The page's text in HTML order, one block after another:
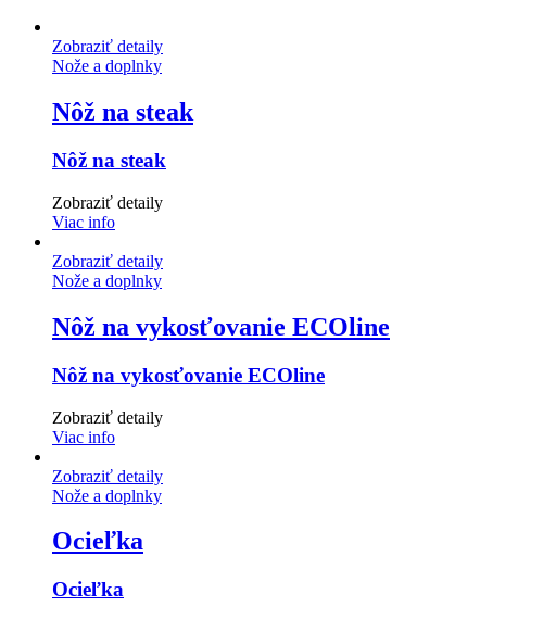
Zobraziť detaily
Nože a doplnky
Nôž na steak
Nôž na steak
Zobraziť detaily
Viac info
Zobraziť detaily
Nože a doplnky
Nôž na vykosťovanie ECOline
Nôž na vykosťovanie ECOline
Zobraziť detaily
Viac info
Zobraziť detaily
Nože a doplnky
Ocieľka
Ocieľka